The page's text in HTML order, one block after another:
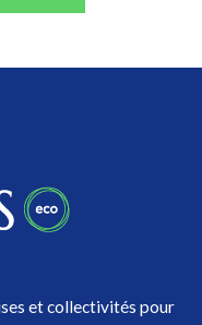
et collectivités pour